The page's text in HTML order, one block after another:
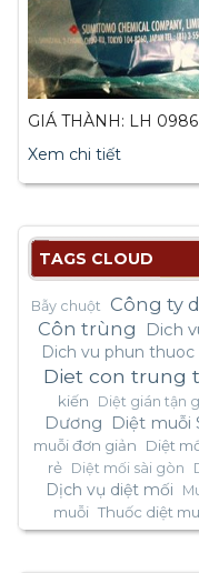
GIÁ THÀNH: LH
Xem chi tiết
TAGS CLOUD
Bẫy chuột Công ty
Côn trùng Dich
Dich vu phun
Diet con trung
kiến
Diệt gián tận
Dương
Diệt muỗi
muỗi đơn giản
Diệt
rẻ Diệt mối sài gòn
Dịch vụ diệt mối
muỗi Thuốc diệt